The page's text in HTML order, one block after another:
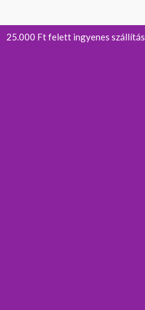
25.000 Ft felett ingyenes szállítás